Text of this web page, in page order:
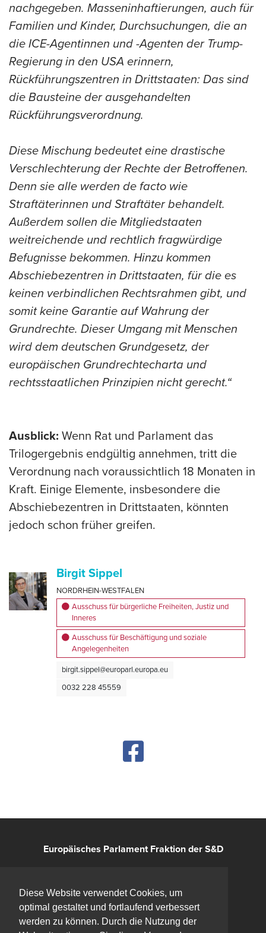
Diese Website verwendet Cookies, um
optimal gestaltet und fortlaufend verbessert
werden zu können. Durch die Nutzung der
nachgegeben. Masseninhaftierungen, auch für
Familien und Kinder, Durchsuchungen, die an
die ICE-Agentinnen und -Agenten der Trump-
Regierung in den USA erinnern,
Rückführungszentren in Drittstaaten: Das sind
die Bausteine der ausgehandelten
Rückführungsverordnung.
Diese Mischung bedeutet eine drastische
Verschlechterung der Rechte der Betroffenen.
Denn sie alle werden de facto wie
Straftäterinnen und Straftäter behandelt.
Außerdem sollen die Mitgliedstaaten
weitreichende und rechtlich fragwürdige
Befugnisse bekommen. Hinzu kommen
Abschiebezentren in Drittstaaten, für die es
keinen verbindlichen Rechtsrahmen gibt, und
somit keine Garantie auf Wahrung der
Grundrechte. Dieser Umgang mit Menschen
wird dem deutschen Grundgesetz, der
europäischen Grundrechtecharta und
rechtsstaatlichen Prinzipien nicht gerecht.“
Ausblick: Wenn Rat und Parlament das
Trilogergebnis endgültig annehmen, tritt die
Verordnung nach voraussichtlich 18 Monaten in
Kraft. Einige Elemente, insbesondere die
Abschiebezentren in Drittstaaten, könnten
jedoch schon früher greifen.
Birgit Sippel
NORDRHEIN-WESTFALEN
Ausschuss für bürgerliche Freiheiten, Justiz und
Inneres
Ausschuss für Beschäftigung und soziale
Angelegenheiten
birgit.sippel@europarl.europa.eu
0032 228 45559
Europäisches Parlament Fraktion der S&D
Kontakt
Impressum